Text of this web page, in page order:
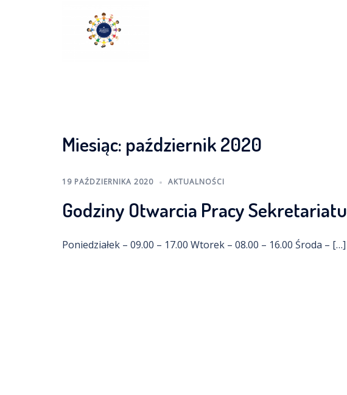
Miesiąc: październik 2020
19 PAŹDZIERNIKA 2020 AKTUALNOŚCI
Godziny Otwarcia Pracy Sekretariatu
Poniedziałek – 09.00 – 17.00 Wtorek – 08.00 – 16.00 Środa – […]